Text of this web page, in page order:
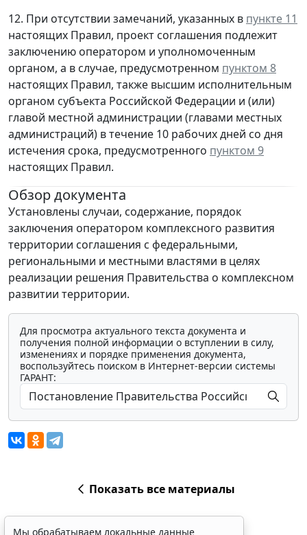
12. При отсутствии замечаний, указанных в пункте 11
настоящих Правил, проект соглашения подлежит
заключению оператором и уполномоченным
органом, а в случае, предусмотренном пунктом 8
настоящих Правил, также высшим исполнительным
органом субъекта Российской Федерации и (или)
главой местной администрации (главами местных
администраций) в течение 10 рабочих дней со дня
истечения срока, предусмотренного пунктом 9
настоящих Правил.
Обзор документа
Установлены случаи, содержание, порядок
заключения оператором комплексного развития
территории соглашения с федеральными,
региональными и местными властями в целях
реализации решения Правительства о комплексном
развитии территории.
Для просмотра актуального текста документа и
получения полной информации о вступлении в силу,
изменениях и порядке применения документа,
воспользуйтесь поиском в Интернет-версии системы
ГАРАНТ:
Показать все материалы
Мы обрабатываем локальные данные